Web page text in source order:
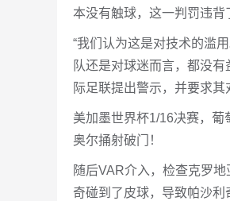
本没有触球，这一判罚违背
“我们认为这是对技术的滥
队还是对球迷而言，都没
际足联提出警示，并要求
美加墨世界杯1/16决赛，葡
奥尔捅射破门！
随后VAR介入，检查克罗
奇碰到了皮球，导致帕沙利